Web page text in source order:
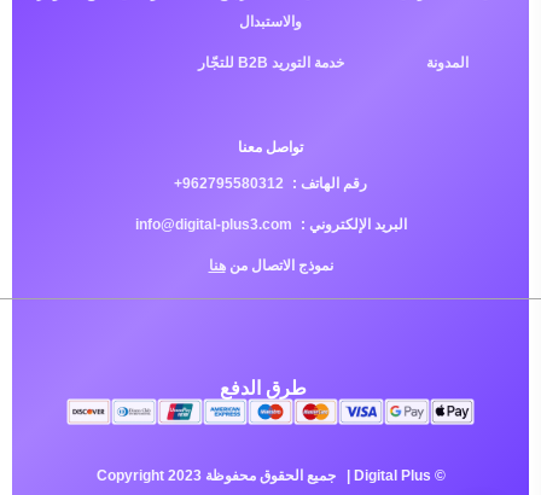
والاستبدال
المدونة خدمة التوريد B2B للتجّار
تواصل معنا
رقم الهاتف : 962795580312+
البريد الإلكتروني : info@digital-plus3.com
نموذج الاتصال منهنا
طرق الدفع
© Copyright 2023 جميع الحقوق محفوظة Digital Plus